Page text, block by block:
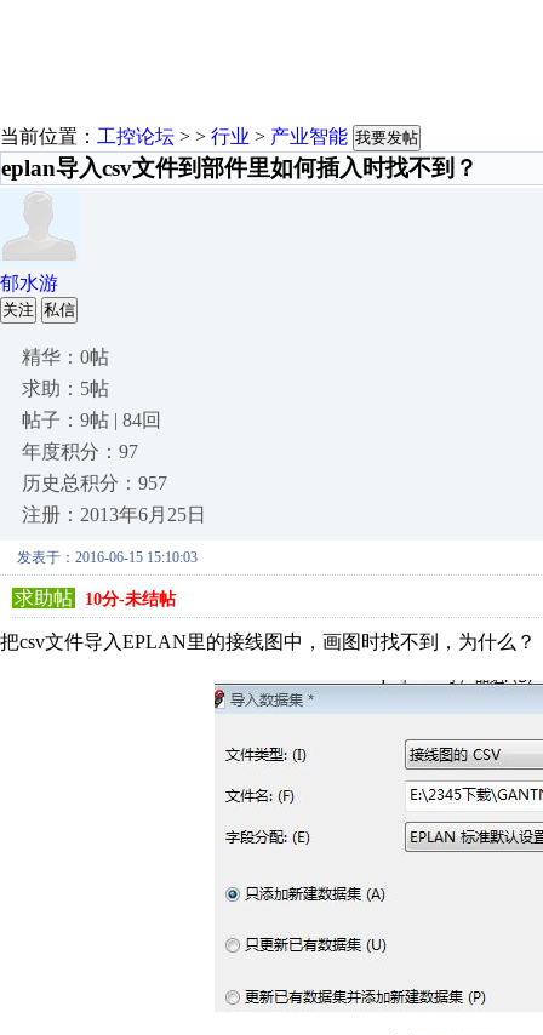
当前位置： 工控论坛 > > 行业 > 产业智能 我要发帖
eplan导入csv文件到部件里如何插入时找不到？
郁水游
关注 私信
精华：0帖
求助：5帖
帖子：9帖 | 84回
年度积分：97
历史总积分：957
注册：2013年6月25日
发表于：2016-06-15 15:10:03
求助帖 10分-未结帖
把csv文件导入EPLAN里的接线图中，画图时找不到，为什么？